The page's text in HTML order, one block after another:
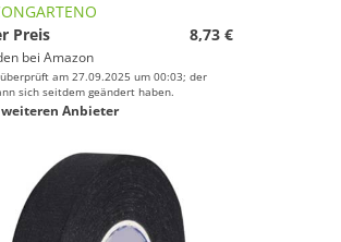
Preis
8,73 €
bei Amazon
am 27.09.2025 um 00:03; der
sich seitdem geändert haben.
weiteren Anbieter